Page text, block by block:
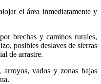
el área inmediatamente y
brechas y caminos rurales,
posibles deslaves de sierras
de arrastre.
vados y zonas bajas